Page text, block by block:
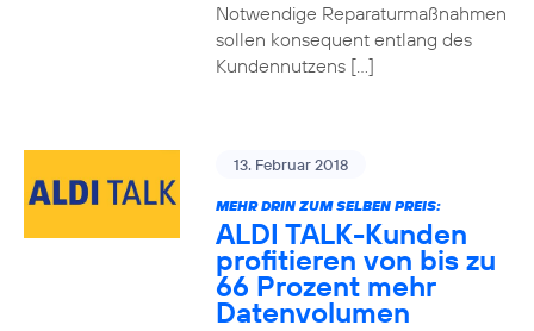
Notwendige Reparaturmaßnahmen
sollen konsequent entlang des
Kundennutzens […]
13. Februar 2018
MEHR DRIN ZUM SELBEN PREIS:
ALDI TALK-Kunden
profitieren von bis zu
66 Prozent mehr
Datenvolumen